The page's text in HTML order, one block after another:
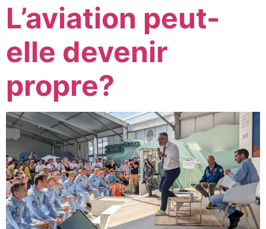
L’aviation peut-
elle devenir
propre?